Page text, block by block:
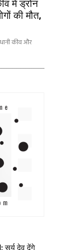
में ड्रोन
की मौत,
कीव और
देव देंगे